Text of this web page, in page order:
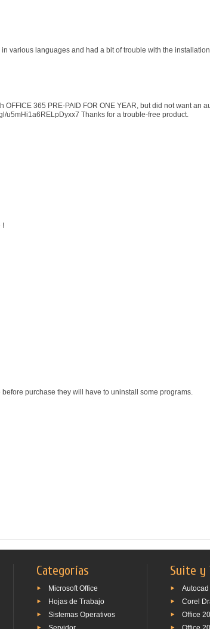
various languages and had a bit of trouble with the
OFFICE 365 PRE-PAID FOR ONE YEAR, but did not want
u5mHi1a6RELpDyxx7 Thanks for a trouble-free product.
!
purchase they will have to uninstall some programs.
Categorías
Microsoft Office
Hojas de Trabajo
Sistemas Operativos
Suite y
Autocad
Corel
Office